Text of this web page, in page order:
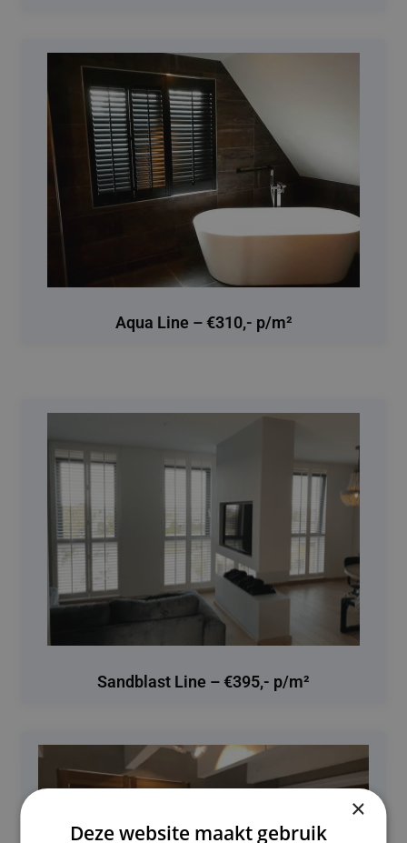
Aqua Line – €310,- p/m²
Sandblast Line – €395,- p/m²
×
Deze website maakt gebruik